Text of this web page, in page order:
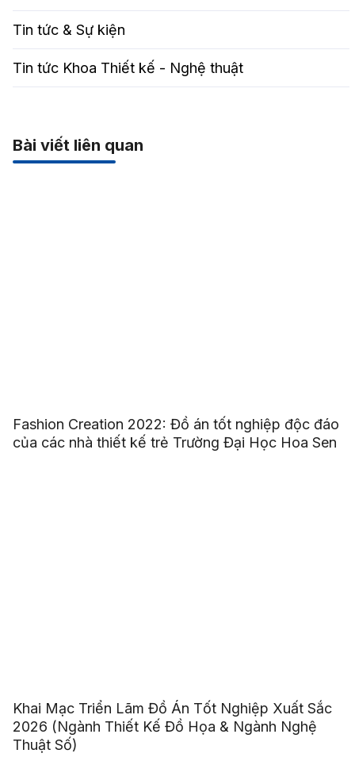
Tin tức & Sự kiện
Tin tức Khoa Thiết kế - Nghệ thuật
Bài viết liên quan
Fashion Creation 2022: Đồ án tốt nghiệp độc đáo
của các nhà thiết kế trẻ Trường Đại Học Hoa Sen
Khai Mạc Triển Lãm Đồ Án Tốt Nghiệp Xuất Sắc
2026 (Ngành Thiết Kế Đồ Họa & Ngành Nghệ
Thuật Số)